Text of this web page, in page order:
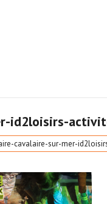
id2loisirs-
cavalaire-sur-mer-